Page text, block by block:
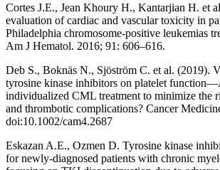
Cortes J.E., Jean Khoury H., Kantarjian H. et
evaluation of cardiac and vascular toxicity in
Philadelphia chromosome-positive leukemias
Am J Hematol. 2016; 91: 606–616.
Deb S., Boknäs N., Sjöström C. et al. (2019).
tyrosine kinase inhibitors on platelet
individualized CML treatment to minimize the
and thrombotic complications? Cancer
doi:10.1002/cam4.2687
Eskazan A.E., Ozmen D. Tyrosine kinase
for newly-diagnosed patients with chronic